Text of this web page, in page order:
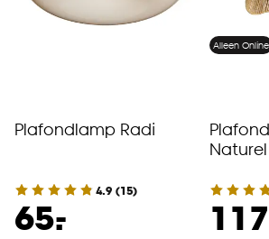
Plafondlamp Radi
4.9 (15)
65.
-
Alleen Online
Naturel